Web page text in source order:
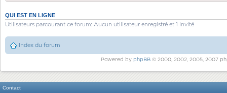
QUI EST EN LIGNE
Utilisateurs parcourant ce forum: Aucun utilisateur enregistré et 1 invité
Index du forum
Powered by phpBB© 2000, 2002, 2005, 2007
Contact